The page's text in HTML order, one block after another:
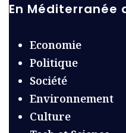
En Méditerranée
Economie
Politique
Société
Environnement
Culture